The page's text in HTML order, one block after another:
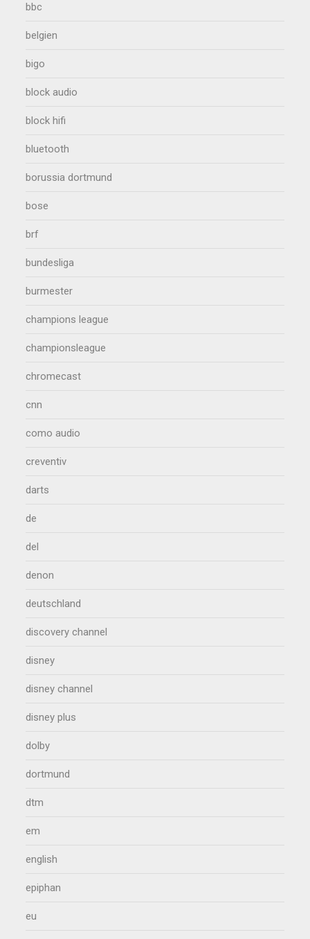
bbc
belgien
bigo
block audio
block hifi
bluetooth
borussia dortmund
bose
brf
bundesliga
burmester
champions league
championsleague
chromecast
cnn
como audio
creventiv
darts
de
del
denon
deutschland
discovery channel
disney
disney channel
disney plus
dolby
dortmund
dtm
em
english
epiphan
eu